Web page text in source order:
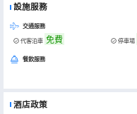
設施服務
交通服務
代客泊車 免費 停車場
餐飲服務
酒店政策